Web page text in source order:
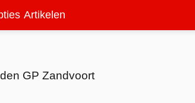
Artikelen
GP Zandvoort